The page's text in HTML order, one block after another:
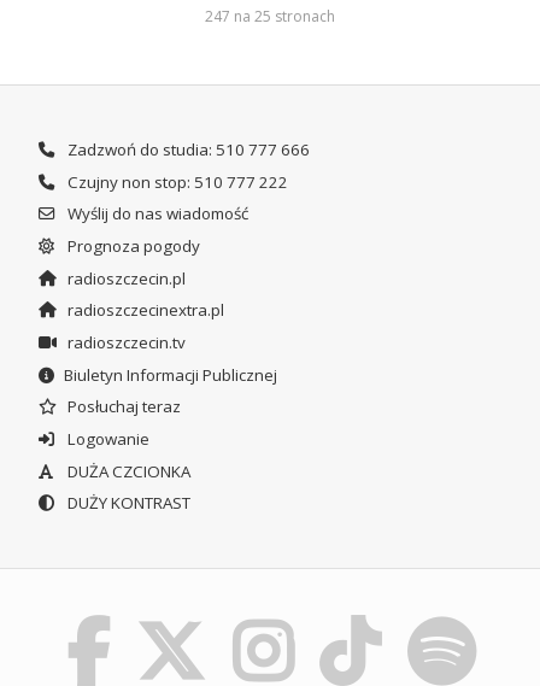
247 na 25 stronach
Zadzwoń do studia: 510 777 666
Czujny non stop: 510 777 222
Wyślij do nas wiadomość
Prognoza pogody
radioszczecin.pl
radioszczecinextra.pl
radioszczecin.tv
Biuletyn Informacji Publicznej
Posłuchaj teraz
Logowanie
DUŻA CZCIONKA
DUŻY KONTRAST